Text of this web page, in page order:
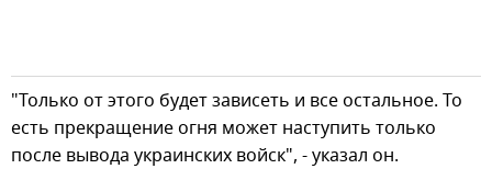
"Только от этого будет зависеть и все остальное. То
есть прекращение огня может наступить только
после вывода украинских войск", - указал он.